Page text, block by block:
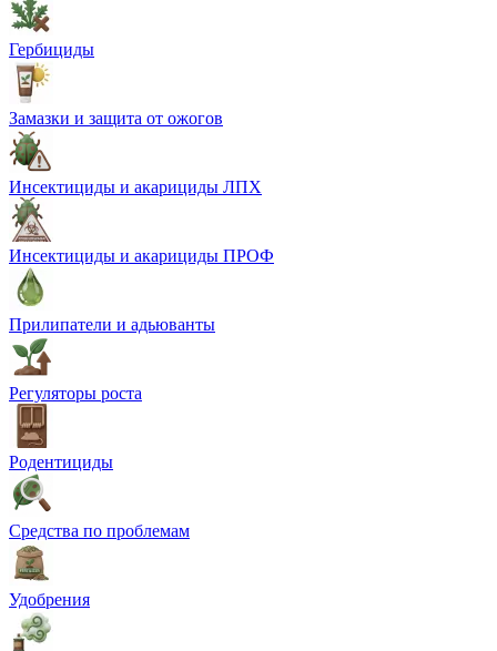
Гербициды
Замазки и защита от ожогов
Инсектициды и акарициды ЛПХ
Инсектициды и акарициды ПРОФ
Прилипатели и адьюванты
Регуляторы роста
Родентициды
Средства по проблемам
Удобрения